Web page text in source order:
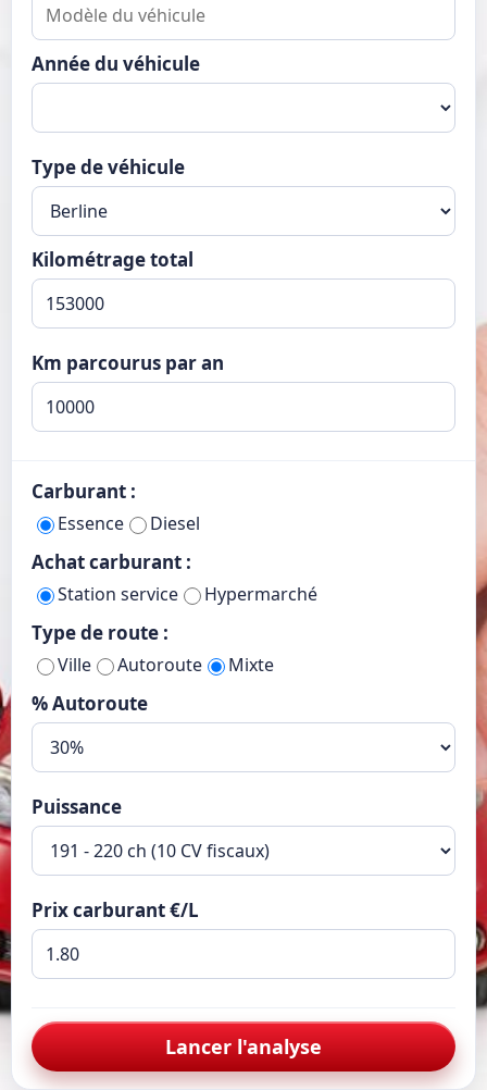
Année du véhicule
Type de véhicule
Kilométrage total
Km parcourus par an
Carburant :
Essence Diesel
Achat carburant :
Station service Hypermarché
Type de route :
Ville Autoroute Mixte
% Autoroute
Puissance
Prix carburant €/L
Lancer l'analyse